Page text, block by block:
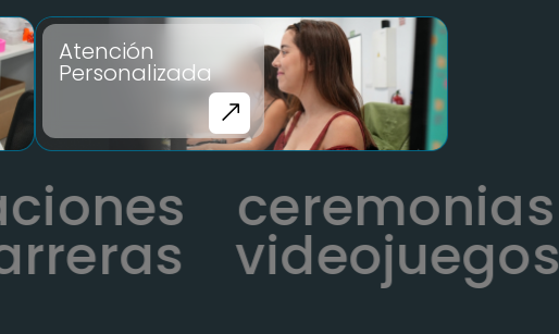
Atención
Personalizada
videojuegos